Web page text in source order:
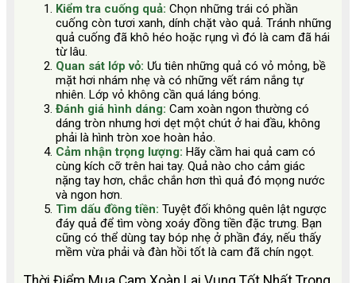
Kiểm tra cuống quả: Chọn những trái có phần
cuống còn tươi xanh, dính chặt vào quả. Tránh những
quả cuống đã khô héo hoặc rụng vì đó là cam đã hái
từ lâu.
Quan sát lớp vỏ: Ưu tiên những quả có vỏ mỏng, bề
mặt hơi nhám nhẹ và có những vết rám nắng tự
nhiên. Lớp vỏ không cần quá láng bóng.
Đánh giá hình dáng: Cam xoàn ngon thường có
dáng tròn nhưng hơi dẹt một chút ở hai đầu, không
phải là hình tròn xoe hoàn hảo.
Cảm nhận trọng lượng: Hãy cầm hai quả cam có
cùng kích cỡ trên hai tay. Quả nào cho cảm giác
nặng tay hơn, chắc chắn hơn thì quả đó mọng nước
và ngon hơn.
Tìm dấu đồng tiền: Tuyệt đối không quên lật ngược
đáy quả để tìm vòng xoáy đồng tiền đặc trưng. Bạn
cũng có thể dùng tay bóp nhẹ ở phần đáy, nếu thấy
mềm vừa phải và đàn hồi tốt là cam đã chín ngọt.